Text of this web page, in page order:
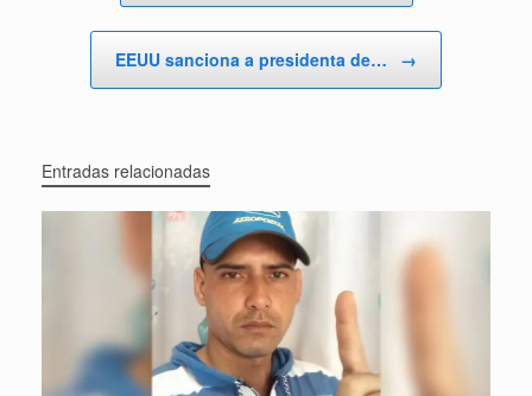
EEUU sanciona a presidenta de… →
Entradas relacionadas